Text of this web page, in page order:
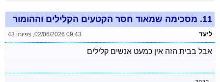
11. מסכימה שמאוד חסר הקטעים הקלילים וההומור
ליעד 02/06/2026 09:43
, צפיות: 43
אבל בבית הזה אין כמעט אנשים קלילים